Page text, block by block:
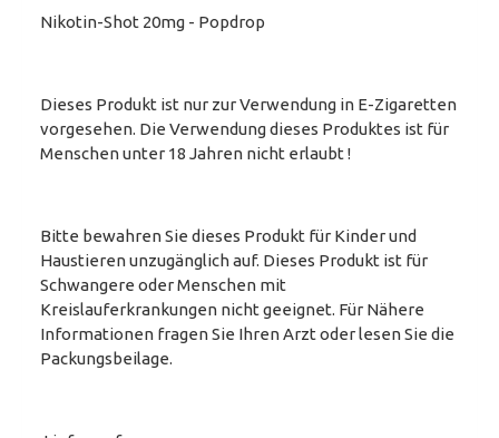
Nikotin-Shot 20mg - Popdrop
Dieses Produkt ist nur zur Verwendung in E-Zigaretten
vorgesehen. Die Verwendung dieses Produktes ist für
Menschen unter 18 Jahren nicht erlaubt !
Bitte bewahren Sie dieses Produkt für Kinder und
Haustieren unzugänglich auf. Dieses Produkt ist für
Schwangere oder Menschen mit
Kreislauferkrankungen nicht geeignet. Für Nähere
Informationen fragen Sie Ihren Arzt oder lesen Sie die
Packungsbeilage.